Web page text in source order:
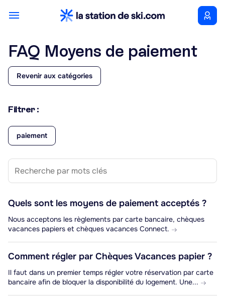
FAQ Moyens de paiement
Revenir aux catégories
Filtrer :
paiement
Quels sont les moyens de paiement acceptés ?
Nous acceptons les règlements par carte bancaire, chèques
vacances papiers et chèques vacances Connect.
Comment régler par Chèques Vacances papier ?
Il faut dans un premier temps régler votre réservation par carte
bancaire afin de bloquer la disponibilité du logement. Une...